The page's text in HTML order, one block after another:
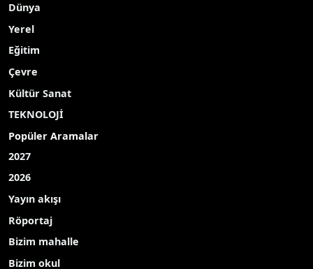
Dünya
Yerel
Eğitim
Çevre
Kültür Sanat
TEKNOLOJİ
Popüler Aramalar
2027
2026
Yayın akışı
Röportaj
Bizim mahalle
Bizim okul